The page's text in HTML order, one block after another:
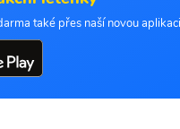
také přes naší novou